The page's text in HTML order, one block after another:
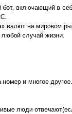
включающий в
валют на мировом
случай жизни.
номер и многое другое.
люди